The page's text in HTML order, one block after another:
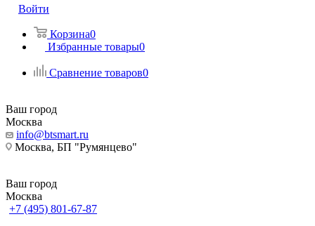
Войти
Корзина0
Избранные товары0
Сравнение товаров0
Ваш город
Москва
info@btsmart.ru
Москва, БП "Румянцево"
Ваш город
Москва
+7 (495) 801-67-87